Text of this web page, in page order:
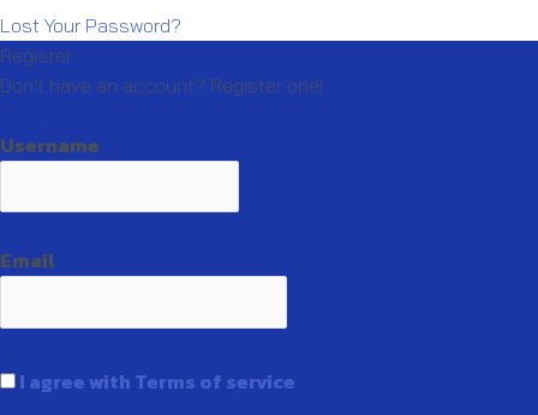
Lost Your Password?
Register
Don't have an account? Register one!
Username
Email
I agree with Terms of service